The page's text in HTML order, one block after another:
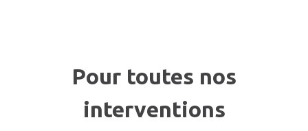
Pour toutes nos
interventions